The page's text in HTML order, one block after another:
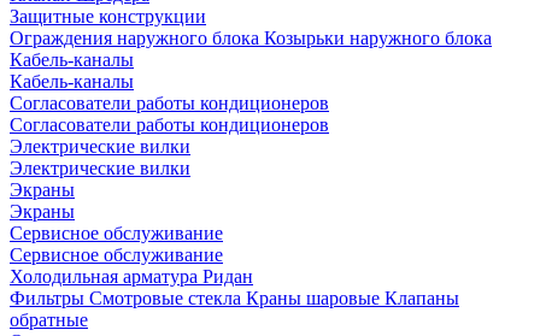
Защитные конструкции
Ограждения наружного блока Козырьки наружного блока
Кабель-каналы
Кабель-каналы
Согласователи работы кондиционеров
Согласователи работы кондиционеров
Электрические вилки
Электрические вилки
Экраны
Экраны
Сервисное обслуживание
Сервисное обслуживание
Холодильная арматура Ридан
Фильтры Смотровые стекла Краны шаровые Клапаны
обратные